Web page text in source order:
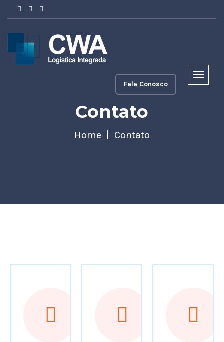
Fale Conosco
Contato
Home Contato